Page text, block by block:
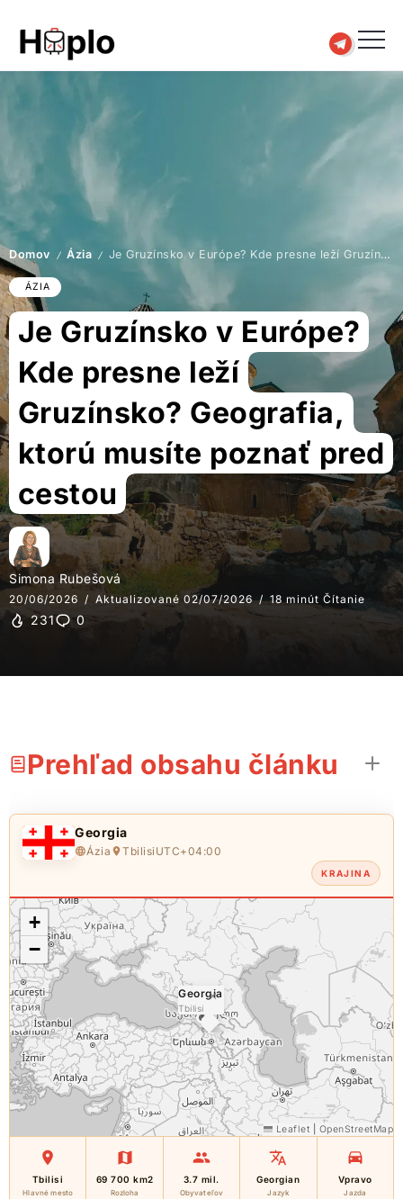
Domov / Ázia / Je Gruzínsko v Európe? Kde presne leží Gruzínsko? Geografia, ktorú musíte poznať pred cestou
ÁZIA
Je Gruzínsko v Európe?
Kde presne leží
Gruzínsko? Geografia,
ktorú musíte poznať pred
cestou
Simona Rubešová
20/06/2026 Aktualizované 02/07/2026 18 minút Čítanie
231 0
Prehľad obsahu článku
Georgia
Ázia Tbilisi UTC+04:00
KRAJINA
Georgia
Tbilisi
×
+
−
Leaflet OpenStreetMap
Tbilisi
Hlavné mesto
69 700 km2
Rozloha
3.7 mil.
Obyvateľov
Georgian
Jazyk
Vpravo
Jazda